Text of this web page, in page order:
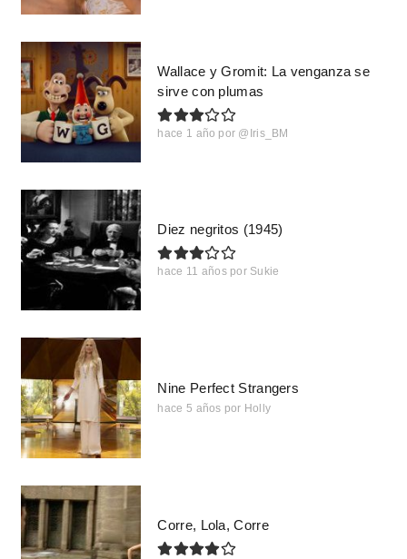
Wallace y Gromit: La venganza se
sirve con plumas
hace 1 año por @Iris_BM
Diez negritos (1945)
hace 11 años por Sukie
Nine Perfect Strangers
hace 5 años por Holly
Corre, Lola, Corre